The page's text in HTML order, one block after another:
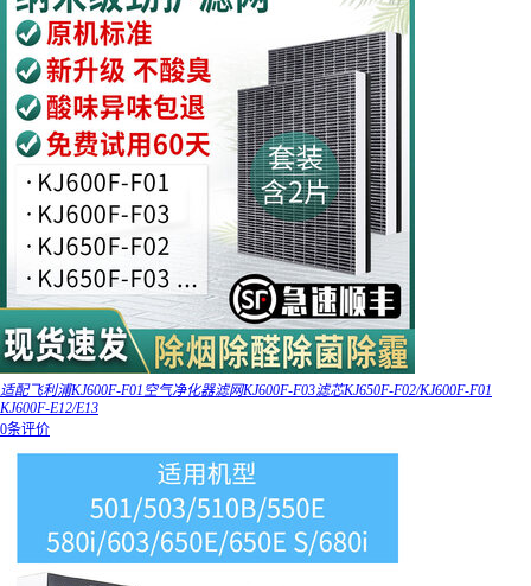
适配飞利浦KJ600F-F01空气净化器滤网KJ600F-F03滤芯KJ650F-F02/KJ600F-F01
KJ600F-E12/E13
0条评价